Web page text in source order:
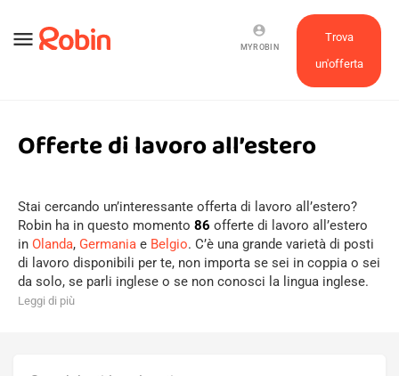
menu
Trova
un'offerta
account_circle
MYROBIN
Offerte di lavoro all’estero
Stai cercando un’interessante offerta di lavoro all’estero?
Robin ha in questo momento 86 offerte di lavoro all’estero
in Olanda, Germania e Belgio. C’è una grande varietà di posti
di lavoro disponibili per te, non importa se sei in coppia o sei
da solo, se parli inglese o se non conosci la lingua inglese.
Leggi di più